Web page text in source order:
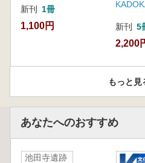
新刊 1冊
1,100円 新刊 5
2,200
もっと見
あなたへのおすすめ
池田寺遺跡